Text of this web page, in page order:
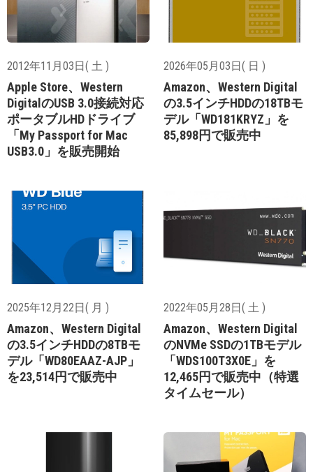
2012年11月03日( 土 )
Apple Store、Western
DigitalのUSB 3.0接続対応
ポータブルHDドライブ
「My Passport for Mac
USB3.0」を販売開始
2026年05月03日( 日 )
Amazon、Western Digital
の3.5インチHDDの18TBモ
デル「WD181KRYZ」を
85,898円で販売中
2025年12月22日( 月 )
Amazon、Western Digital
の3.5インチHDDの8TBモ
デル「WD80EAAZ-AJP」
を23,514円で販売中
2022年05月28日( 土 )
Amazon、Western Digital
のNVMe SSDの1TBモデル
「WDS100T3X0E」を
12,465円で販売中（特選
タイムセール）